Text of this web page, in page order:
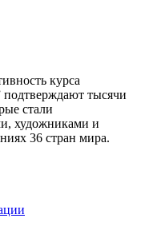
курса
тысячи
стали
художниками и
36 стран мира.